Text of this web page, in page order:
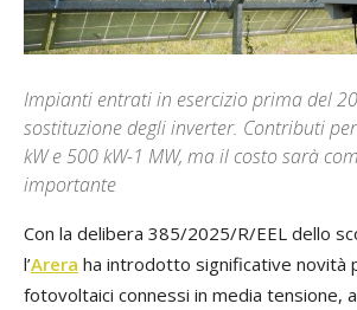
Impianti entrati in esercizio prima del
sostituzione degli inverter. Contributi
kW e 500 kW-1 MW, ma il costo sarà
importante
Con la delibera 385/2025/R/EEL dello
l’Arera ha introdotto significative novità
fotovoltaici connessi in media tensione,